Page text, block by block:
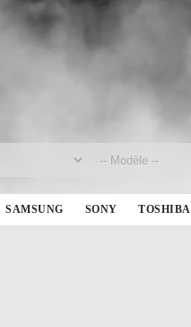
SAMSUNG SONY TOSHIBA